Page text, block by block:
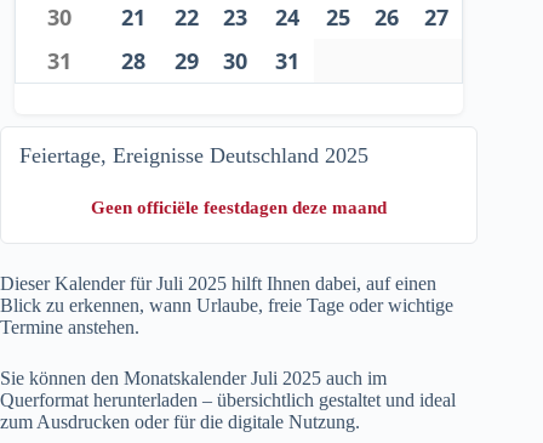
30
21 22 23 24 25 26
27
31
28 29 30 31
Feiertage, Ereignisse Deutschland 2025
Geen officiële feestdagen deze maand
Dieser Kalender für Juli 2025 hilft Ihnen dabei, auf einen
Blick zu erkennen, wann Urlaube, freie Tage oder wichtige
Termine anstehen.
Sie können den Monatskalender Juli 2025 auch im
Querformat herunterladen – übersichtlich gestaltet und ideal
zum Ausdrucken oder für die digitale Nutzung.